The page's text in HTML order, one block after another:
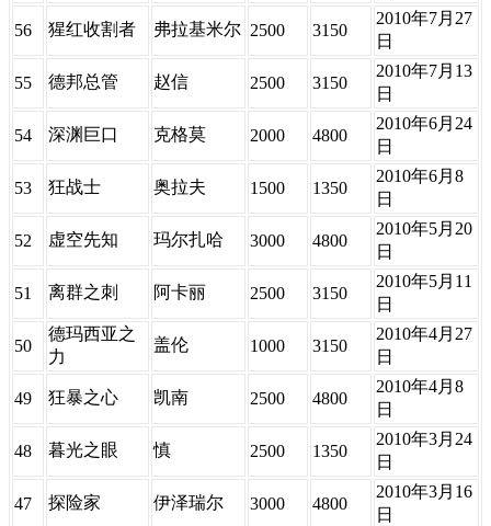
56 猩红收割者 弗拉基米尔 2500 3150
2010年7月27
日
55 德邦总管 赵信 2500 3150
2010年7月13
日
54 深渊巨口 克格莫 2000 4800
2010年6月24
日
53 狂战士 奥拉夫 1500 1350
2010年6月8
日
52 虚空先知 玛尔扎哈 3000 4800
2010年5月20
日
51 离群之刺 阿卡丽 2500 3150
2010年5月11
日
50
德玛西亚之
力
盖伦 1000 3150
2010年4月27
日
49 狂暴之心 凯南 2500 4800
2010年4月8
日
48 暮光之眼 慎 2500 1350
2010年3月24
日
47 探险家 伊泽瑞尔 3000 4800
2010年3月16
日